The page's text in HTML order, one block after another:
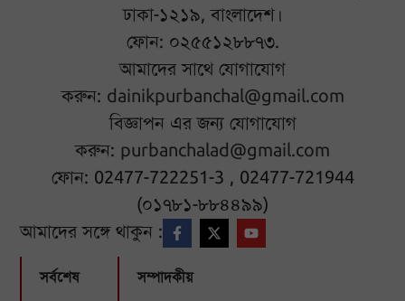
ঢাকা-১২১৯, বাংলাদেশ।
ফোন: ০২৫৫১২৮৮৭৩.
আমাদের সাথে যোগাযোগ
করুন: dainikpurbanchal@gmail.com
বিজ্ঞাপন এর জন্য যোগাযোগ
করুন: purbanchalad@gmail.com
ফোন: 02477-722251-3 , 02477-721944
(০১৭৮১-৮৮৪৪৯৯)
আমাদের সঙ্গে থাকুন :
সর্বশেষ সম্পাদকীয়